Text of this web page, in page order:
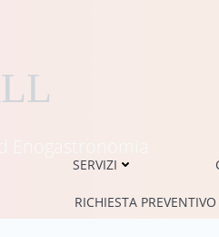
SERVIZI
RICHIESTA PREVENTIVO